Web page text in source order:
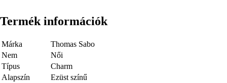
Termék információk
Márka
Thomas Sabo
Nem
Női
Típus
Charm
Alapszín
Ezüst színű